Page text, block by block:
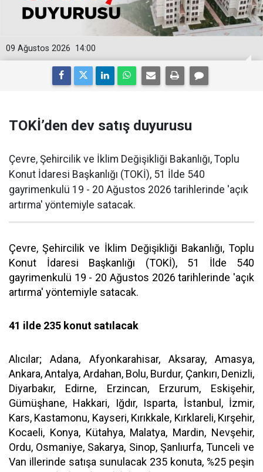
14:00
09 Ağustos 2026
TOKİ’den dev satış duyurusu
Çevre, Şehircilik ve İklim Değişikliği Bakanlığı, Toplu
Konut İdaresi Başkanlığı (TOKİ), 51 İlde 540
gayrimenkulü 19 - 20 Ağustos 2026 tarihlerinde 'açık
artırma' yöntemiyle satacak.
Çevre, Şehircilik ve İklim Değişikliği Bakanlığı, Toplu
Konut İdaresi Başkanlığı (TOKİ), 51 İlde 540
gayrimenkulü 19 - 20 Ağustos 2026 tarihlerinde 'açık
artırma' yöntemiyle satacak.
41 ilde 235 konut satılacak
Alıcılar; Adana, Afyonkarahisar, Aksaray, Amasya,
Ankara, Antalya, Ardahan, Bolu, Burdur, Çankırı, Denizli,
Diyarbakır, Edirne, Erzincan, Erzurum, Eskişehir,
Gümüşhane, Hakkari, Iğdır, Isparta, İstanbul, İzmir,
Kars, Kastamonu, Kayseri, Kırıkkale, Kırklareli, Kırşehir,
Kocaeli, Konya, Kütahya, Malatya, Mardin, Nevşehir,
Ordu, Osmaniye, Sakarya, Sinop, Şanlıurfa, Tunceli ve
Van illerinde satışa sunulacak 235 konuta, %25 peşin